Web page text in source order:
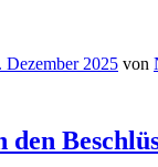
Dezember 2025 von